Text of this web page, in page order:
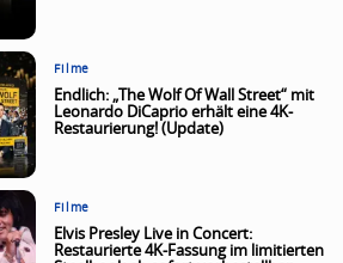
Filme
Endlich: „The Wolf Of Wall Street“ mit
Leonardo DiCaprio erhält eine 4K-
Restaurierung! (Update)
Filme
Elvis Presley Live in Concert:
Restaurierte 4K-Fassung im limitierten